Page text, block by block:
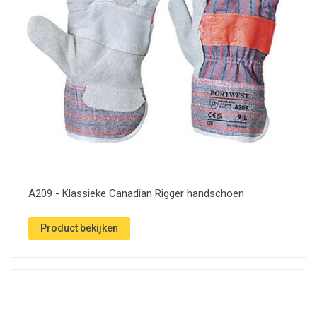
A209 - Klassieke Canadian Rigger handschoen
Product bekijken